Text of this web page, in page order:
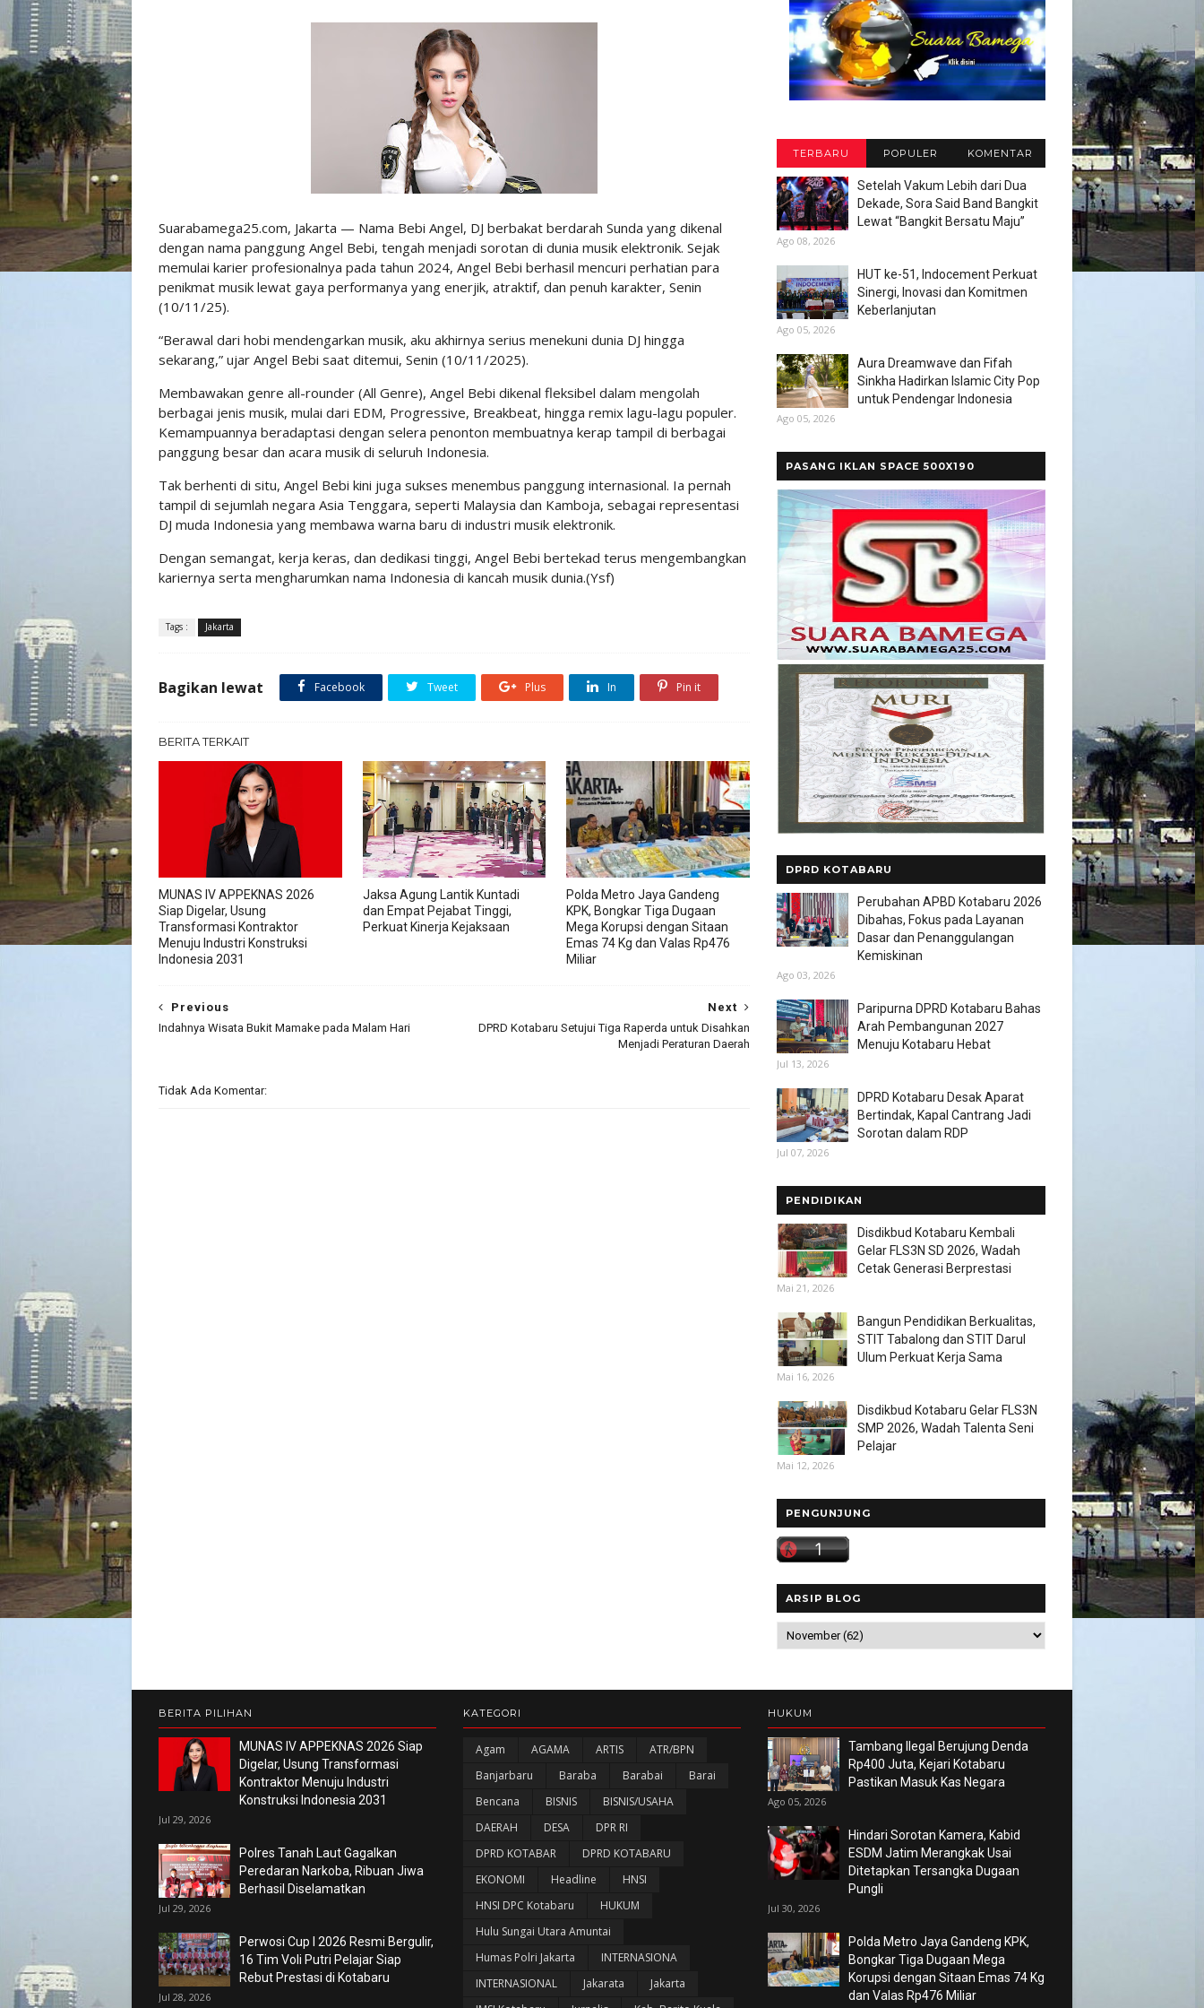
Suarabamega25.com, Jakarta — Nama Bebi Angel, DJ berbakat berdarah Sunda yang dikenal
dengan nama panggung Angel Bebi, tengah menjadi sorotan di dunia musik elektronik. Sejak
memulai karier profesionalnya pada tahun 2024, Angel Bebi berhasil mencuri perhatian para
penikmat musik lewat gaya performanya yang enerjik, atraktif, dan penuh karakter, Senin
(10/11/25).
“Berawal dari hobi mendengarkan musik, aku akhirnya serius menekuni dunia DJ hingga
sekarang,” ujar Angel Bebi saat ditemui, Senin (10/11/2025).
Membawakan genre all-rounder (All Genre), Angel Bebi dikenal fleksibel dalam mengolah
berbagai jenis musik, mulai dari EDM, Progressive, Breakbeat, hingga remix lagu-lagu populer.
Kemampuannya beradaptasi dengan selera penonton membuatnya kerap tampil di berbagai
panggung besar dan acara musik di seluruh Indonesia.
Tak berhenti di situ, Angel Bebi kini juga sukses menembus panggung internasional. Ia pernah
tampil di sejumlah negara Asia Tenggara, seperti Malaysia dan Kamboja, sebagai representasi
DJ muda Indonesia yang membawa warna baru di industri musik elektronik.
Dengan semangat, kerja keras, dan dedikasi tinggi, Angel Bebi bertekad terus mengembangkan
kariernya serta mengharumkan nama Indonesia di kancah musik dunia.(Ysf)
Tags : Jakarta
Bagikan lewat Facebook Tweet Plus In Pin it
BERITA TERKAIT
MUNAS IV APPEKNAS 2026
Siap Digelar, Usung
Transformasi Kontraktor
Menuju Industri Konstruksi
Indonesia 2031
Jaksa Agung Lantik Kuntadi
dan Empat Pejabat Tinggi,
Perkuat Kinerja Kejaksaan
Polda Metro Jaya Gandeng
KPK, Bongkar Tiga Dugaan
Mega Korupsi dengan Sitaan
Emas 74 Kg dan Valas Rp476
Miliar
Next
DPRD Kotabaru Setujui Tiga Raperda untuk Disahkan
Menjadi Peraturan Daerah
Previous
Indahnya Wisata Bukit Mamake pada Malam Hari
Tidak Ada Komentar:
TERBARU POPULER KOMENTAR
Setelah Vakum Lebih dari Dua
Dekade, Sora Said Band Bangkit
Lewat “Bangkit Bersatu Maju”
Ago 08, 2026
HUT ke-51, Indocement Perkuat
Sinergi, Inovasi dan Komitmen
Keberlanjutan
Ago 05, 2026
Aura Dreamwave dan Fifah
Sinkha Hadirkan Islamic City Pop
untuk Pendengar Indonesia
Ago 05, 2026
PASANG IKLAN SPACE 500X190
DPRD KOTABARU
Perubahan APBD Kotabaru 2026
Dibahas, Fokus pada Layanan
Dasar dan Penanggulangan
Kemiskinan
Ago 03, 2026
Paripurna DPRD Kotabaru Bahas
Arah Pembangunan 2027
Menuju Kotabaru Hebat
Jul 13, 2026
DPRD Kotabaru Desak Aparat
Bertindak, Kapal Cantrang Jadi
Sorotan dalam RDP
Jul 07, 2026
PENDIDIKAN
Disdikbud Kotabaru Kembali
Gelar FLS3N SD 2026, Wadah
Cetak Generasi Berprestasi
Mai 21, 2026
Bangun Pendidikan Berkualitas,
STIT Tabalong dan STIT Darul
Ulum Perkuat Kerja Sama
Mai 16, 2026
Disdikbud Kotabaru Gelar FLS3N
SMP 2026, Wadah Talenta Seni
Pelajar
Mai 12, 2026
PENGUNJUNG
ARSIP BLOG
BERITA PILIHAN
MUNAS IV APPEKNAS 2026 Siap
Digelar, Usung Transformasi
Kontraktor Menuju Industri
Konstruksi Indonesia 2031
Jul 29, 2026
Polres Tanah Laut Gagalkan
Peredaran Narkoba, Ribuan Jiwa
Berhasil Diselamatkan
Jul 29, 2026
Perwosi Cup I 2026 Resmi Bergulir,
16 Tim Voli Putri Pelajar Siap
Rebut Prestasi di Kotabaru
Jul 28, 2026
KATEGORI
Agam AGAMA ARTIS
ATR/BPN
Banjarbaru
Baraba Barabai
Barai
Bencana
BISNIS
BISNIS/USAHA
DAERAH
DESA
DPR RI
DPRD KOTABAR
DPRD KOTABARU
EKONOMI
Headline
HNSI
HNSI DPC Kotabaru
HUKUM
Hulu Sungai Utara Amuntai
Humas Polri Jakarta
INTERNASIONA
INTERNASIONAL
Jakarata
Jakarta
HUKUM
Tambang Ilegal Berujung Denda
Rp400 Juta, Kejari Kotabaru
Pastikan Masuk Kas Negara
Ago 05, 2026
Hindari Sorotan Kamera, Kabid
ESDM Jatim Merangkak Usai
Ditetapkan Tersangka Dugaan
Pungli
Jul 30, 2026
Polda Metro Jaya Gandeng KPK,
Bongkar Tiga Dugaan Mega
Korupsi dengan Sitaan Emas 74 Kg
dan Valas Rp476 Miliar